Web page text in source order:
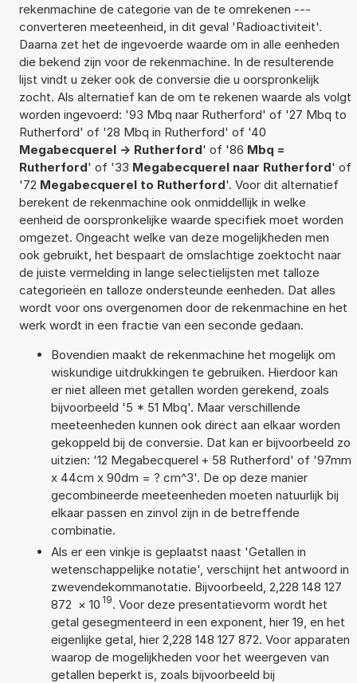
rekenmachine de categorie van de te omrekenen ---
converteren meeteenheid, in dit geval 'Radioactiviteit'.
Daarna zet het de ingevoerde waarde om in alle eenheden
die bekend zijn voor de rekenmachine. In de resulterende
lijst vindt u zeker ook de conversie die u oorspronkelijk
zocht. Als alternatief kan de om te rekenen waarde als volgt
worden ingevoerd: '93 Mbq naar Rutherford' of '27 Mbq to
Rutherford' of '28 Mbq in Rutherford' of '40
Megabecquerel -> Rutherford' of '86 Mbq =
Rutherford' of '33 Megabecquerel naar Rutherford' of
'72 Megabecquerel to Rutherford'. Voor dit alternatief
berekent de rekenmachine ook onmiddellijk in welke
eenheid de oorspronkelijke waarde specifiek moet worden
omgezet. Ongeacht welke van deze mogelijkheden men
ook gebruikt, het bespaart de omslachtige zoektocht naar
de juiste vermelding in lange selectielijsten met talloze
categorieën en talloze ondersteunde eenheden. Dat alles
wordt voor ons overgenomen door de rekenmachine en het
werk wordt in een fractie van een seconde gedaan.
Bovendien maakt de rekenmachine het mogelijk om
wiskundige uitdrukkingen te gebruiken. Hierdoor kan
er niet alleen met getallen worden gerekend, zoals
bijvoorbeeld '5 * 51 Mbq'. Maar verschillende
meeteenheden kunnen ook direct aan elkaar worden
gekoppeld bij de conversie. Dat kan er bijvoorbeeld zo
uitzien: '12 Megabecquerel + 58 Rutherford' of '97mm
x 44cm x 90dm = ? cm^3'. De op deze manier
gecombineerde meeteenheden moeten natuurlijk bij
elkaar passen en zinvol zijn in de betreffende
combinatie.
Als er een vinkje is geplaatst naast 'Getallen in
wetenschappelijke notatie', verschijnt het antwoord in
zwevendekommanotatie. Bijvoorbeeld, 2,228 148 127
872 × 10 19. Voor deze presentatievorm wordt het
getal gesegmenteerd in een exponent, hier 19, en het
eigenlijke getal, hier 2,228 148 127 872. Voor apparaten
waarop de mogelijkheden voor het weergeven van
getallen beperkt is, zoals bijvoorbeeld bij